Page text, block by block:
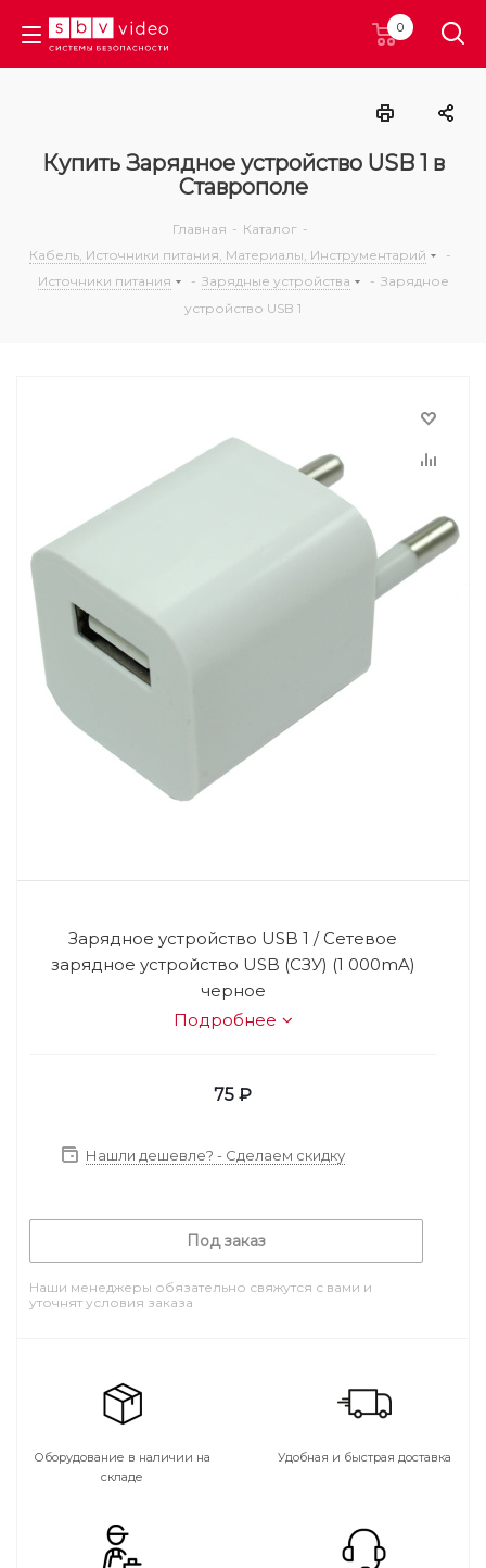
0
Купить Зарядное устройство USB 1 в
Ставрополе
Главная - Каталог -
Кабель, Источники питания, Материалы, Инструментарий
-
Источники питания
- Зарядные устройства - Зарядное
устройство USB 1
Зарядное устройство USB 1 / Сетевое
зарядное устройство USB (СЗУ) (1 000mA)
черное
Подробнее
75 ₽
Нашли дешевле? - Сделаем скидку
Под заказ
Наши менеджеры обязательно свяжутся с вами и
уточнят условия заказа
Оборудование в наличии на
складе
Удобная и быстрая доставка